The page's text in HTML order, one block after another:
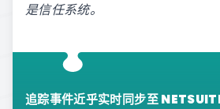
是信任系统。
追踪事件近乎实时同步至